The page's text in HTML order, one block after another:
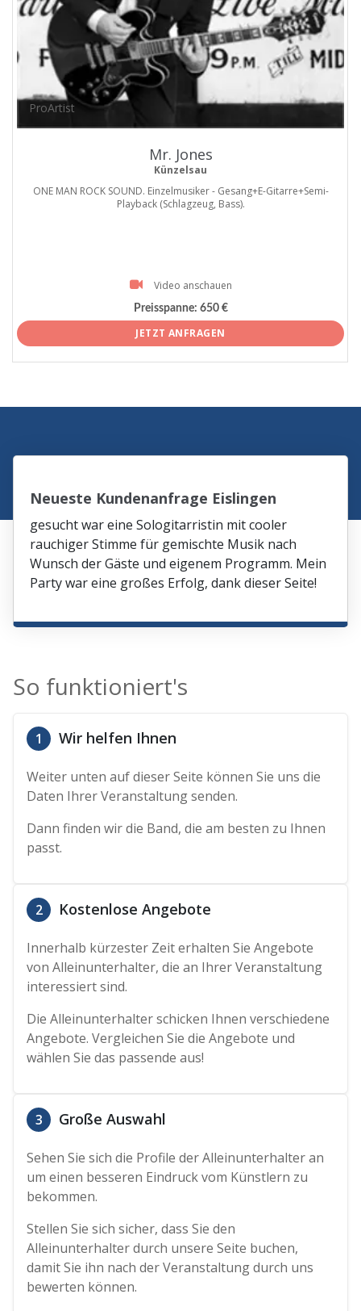
ProArtist
Mr. Jones
Künzelsau
ONE MAN ROCK SOUND. Einzelmusiker - Gesang+E-Gitarre+Semi-
Playback (Schlagzeug, Bass).
Video anschauen
Preisspanne: 650 €
JETZT ANFRAGEN
Neueste Kundenanfrage Eislingen
gesucht war eine Sologitarristin mit cooler
rauchiger Stimme für gemischte Musik nach
Wunsch der Gäste und eigenem Programm. Mein
Party war eine großes Erfolg, dank dieser Seite!
So funktioniert's
1 Wir helfen Ihnen
Weiter unten auf dieser Seite können Sie uns die
Daten Ihrer Veranstaltung senden.
Dann finden wir die Band, die am besten zu Ihnen
passt.
2 Kostenlose Angebote
Innerhalb kürzester Zeit erhalten Sie Angebote
von Alleinunterhalter, die an Ihrer Veranstaltung
interessiert sind.
Die Alleinunterhalter schicken Ihnen verschiedene
Angebote. Vergleichen Sie die Angebote und
wählen Sie das passende aus!
3 Große Auswahl
Sehen Sie sich die Profile der Alleinunterhalter an
um einen besseren Eindruck vom Künstlern zu
bekommen.
Stellen Sie sich sicher, dass Sie den
Alleinunterhalter durch unsere Seite buchen,
damit Sie ihn nach der Veranstaltung durch uns
bewerten können.